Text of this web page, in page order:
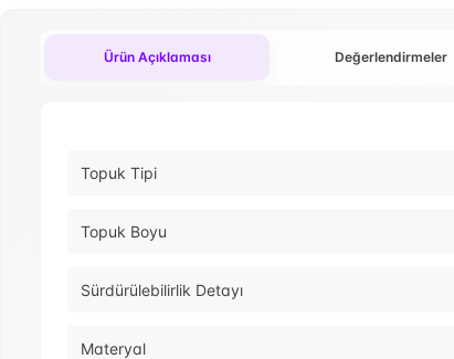
Ürün Açıklaması Değerlendirmeler
Topuk Tipi
Topuk Boyu
Sürdürülebilirlik Detayı
Materyal